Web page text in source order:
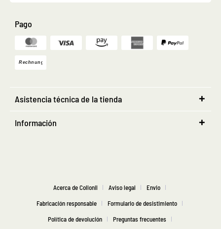
Pago
Asistencia técnica de la tienda
Información
Acerca de Collonil Aviso legal
Envio
Fabricación responsable
Formulario de desistimiento
Política de devolución
Preguntas frecuentes